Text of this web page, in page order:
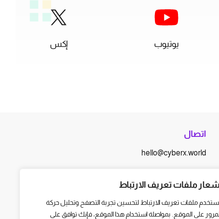
ملفات تعريف الارتباط
ملفات تعريف الارتباط لتحسين تجربة التصفح وتحليل حركة
على الموقع. بمواصلة استخدام هذا الموقع، فإنك توافق على
يوتيوب إكس
اتصال
hello@cyberx.world